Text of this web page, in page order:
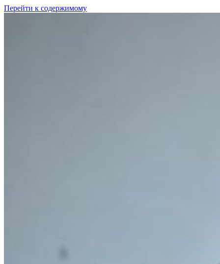
Перейти к содержимому